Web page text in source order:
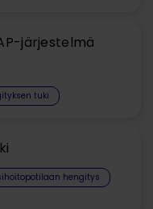
järjestelmä
tuki
hengitys